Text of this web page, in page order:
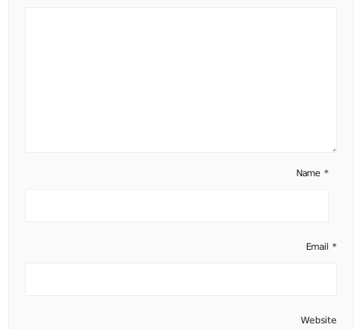
Name *
Email *
Website